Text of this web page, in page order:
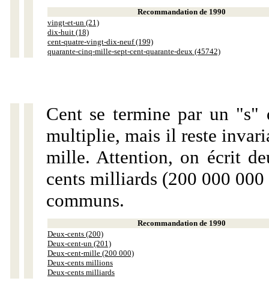
Recommandation de 1990
vingt-et-un (21)
dix-huit (18)
cent-quatre-vingt-dix-neuf (199)
quarante-cinq-mille-sept-cent-quarante-deux (45742)
Cent se termine par un "s"
multiplie, mais il reste
mille. Attention, on écrit
cents milliards (200 000
communs.
Recommandation de 1990
Deux-cents (200)
Deux-cent-un (201)
Deux-cent-mille (200 000)
Deux-cents millions
Deux-cents milliards